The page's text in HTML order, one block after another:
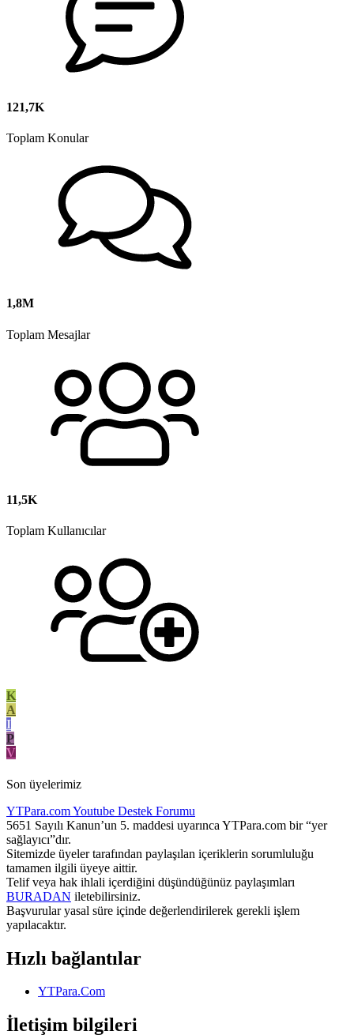
121,7K
Toplam Konular
1,8M
Toplam Mesajlar
11,5K
Toplam Kullanıcılar
K
A
I
P
V
Son üyelerimiz
YTPara.comYoutube Destek Forumu
5651 Sayılı Kanun’un 5. maddesi uyarınca YTPara.com bir “yer
sağlayıcı”dır.
Sitemizde üyeler tarafından paylaşılan içeriklerin sorumluluğu
tamamen ilgili üyeye aittir.
Telif veya hak ihlali içerdiğini düşündüğünüz paylaşımları
BURADAN iletebilirsiniz.
Başvurular yasal süre içinde değerlendirilerek gerekli işlem
yapılacaktır.
Hızlı bağlantılar
YTPara.Com
İletişim bilgileri